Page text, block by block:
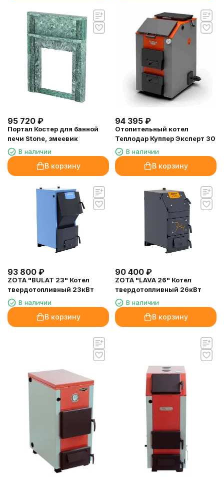
95 720 ₽
Портал Костер для банной
печи Stone, змеевик
В наличии
В корзину
94 395 ₽
Отопительный котел
Теплодар Куппер Эксперт 30
В наличии
В корзину
93 800 ₽
ZOTA "BULAT 23" Котел
твердотопливный 23кВт
В наличии
В корзину
90 400 ₽
ZOTA "LAVA 26" Котел
твердотопливный 26кВт
В наличии
В корзину